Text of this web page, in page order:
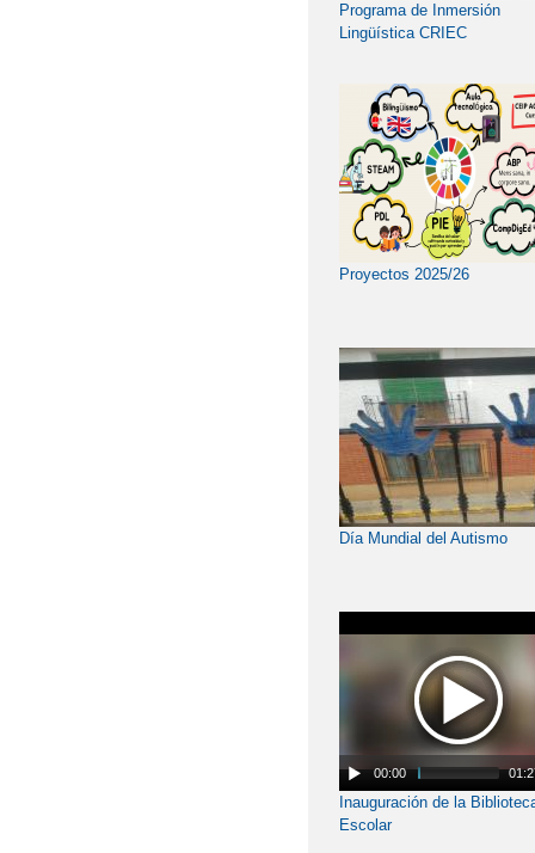
Programa de Inmersión
Lingüística CRIEC
Proyectos 2025/26
Día Mundial del Autismo
00:00
Inauguración de la
Escolar